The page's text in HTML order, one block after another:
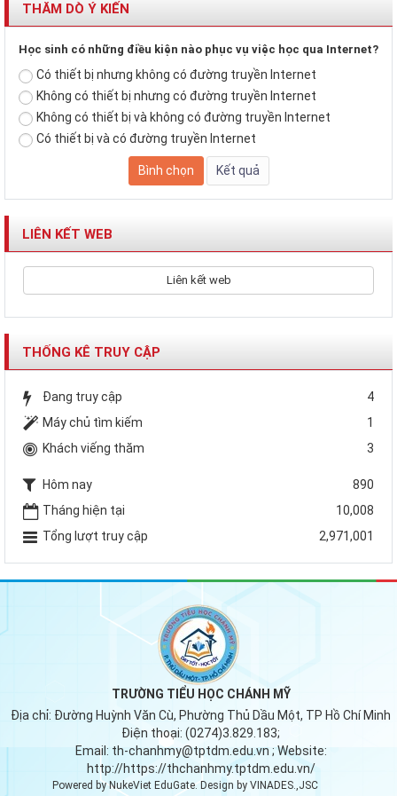
THĂM DÒ Ý KIẾN
Học sinh có những điều kiện nào phục vụ việc học qua Internet?
Có thiết bị nhưng không có đường truyền Internet
Không có thiết bị nhưng có đường truyền Internet
Không có thiết bị và không có đường truyền Internet
Có thiết bị và có đường truyền Internet
LIÊN KẾT WEB
Liên kết web
THỐNG KÊ TRUY CẬP
Đang truy cập
4
Máy chủ tìm kiếm
1
Khách viếng thăm
3
Hôm nay
890
Tháng hiện tại
10,008
Tổng lượt truy cập
2,971,001
TRƯỜNG TIỂU HỌC CHÁNH MỸ
Địa chỉ: Đường Huỳnh Văn Cù, Phường Thủ Dầu Một, TP Hồ Chí Minh
Điện thoại: (0274)3.829.183;
Email: th-chanhmy@tptdm.edu.vn ; Website:
http://https://thchanhmy.tptdm.edu.vn/
Powered byNukeViet EduGate. Design by VINADES.,JSC